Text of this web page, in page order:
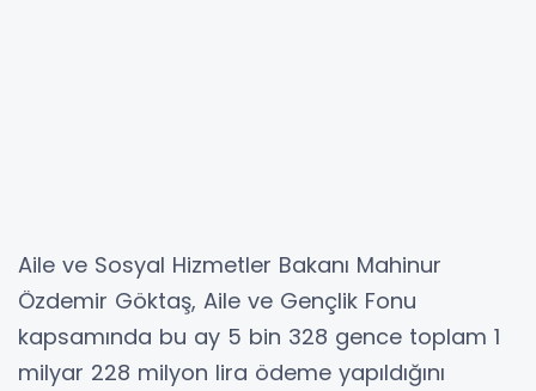
Aile ve Sosyal Hizmetler Bakanı Mahinur
Özdemir Göktaş, Aile ve Gençlik Fonu
kapsamında bu ay 5 bin 328 gence toplam 1
milyar 228 milyon lira ödeme yapıldığını